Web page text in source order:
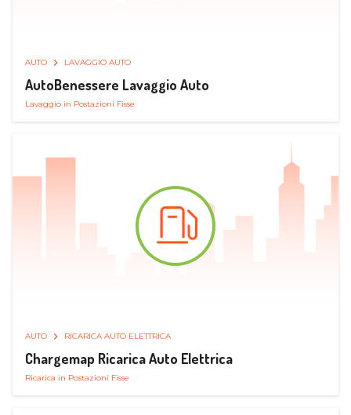
AUTO LAVAGGIO AUTO
AutoBenessere Lavaggio Auto
Lavaggio in Postazioni Fisse
AUTO RICARICA AUTO ELETTRICA
Chargemap Ricarica Auto Elettrica
Ricarica in Postazioni Fisse